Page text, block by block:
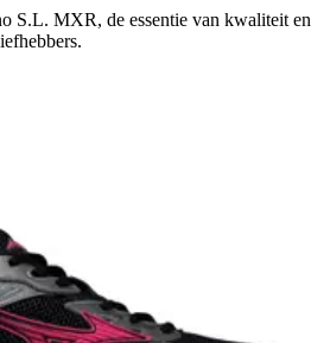
S.L. MXR, de essentie van kwaliteit en